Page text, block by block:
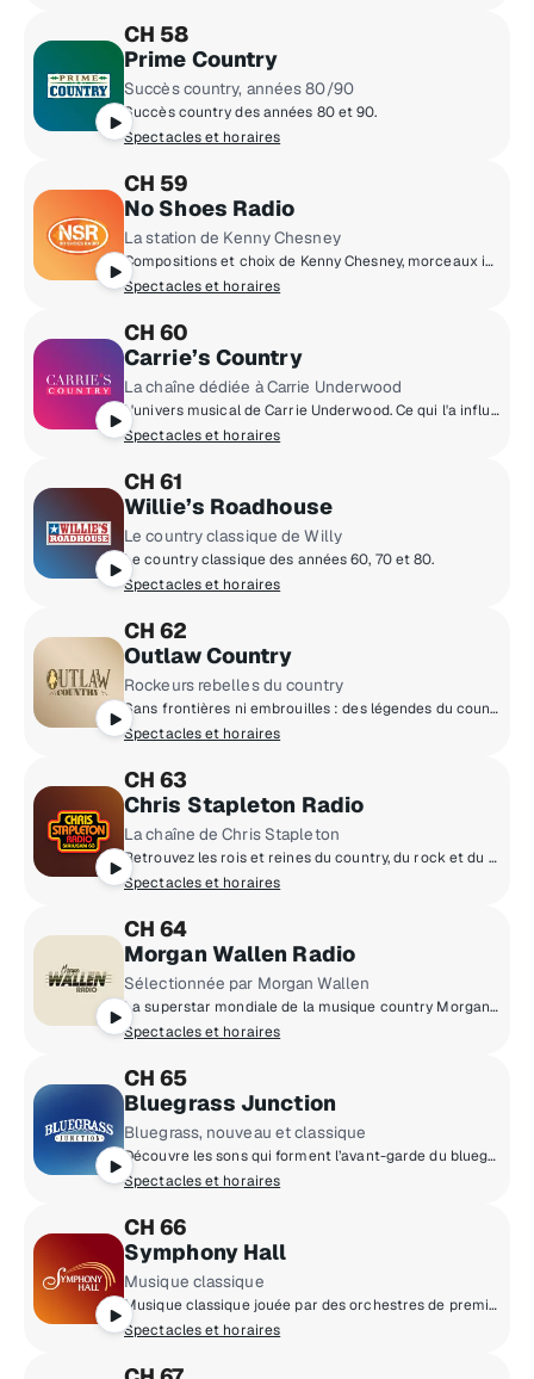
CH 58
Prime Country
Succès country, années 80/90
Succès country des années 80 et 90.
Spectacles et horaires
CH 59
No Shoes Radio
La station de Kenny Chesney
Compositions et choix de Kenny Chesney, morceaux inédits, concerts en direct, moments intimes et visites à l'improviste.
Spectacles et horaires
CH 60
Carrie’s Country
La chaîne dédiée à Carrie Underwood
L'univers musical de Carrie Underwood. Ce qui l'a influencé, ses morceaux préférés, bref, tout ce qu'elle aime.
Spectacles et horaires
CH 61
Willie’s Roadhouse
Le country classique de Willy
Le country classique des années 60, 70 et 80.
Spectacles et horaires
CH 62
Outlaw Country
Rockeurs rebelles du country
Sans frontières ni embrouilles : des légendes du country aux artistes émergents qui refusent de se plier aux règles.
Spectacles et horaires
CH 63
Chris Stapleton Radio
La chaîne de Chris Stapleton
Retrouvez les rois et reines du country, du rock et du soul, et plus encore avec l'auteur-compositeur-interprète lauréat d'un GRAMMY Award, Chris Stapleton.
Spectacles et horaires
CH 64
Morgan Wallen Radio
Sélectionnée par Morgan Wallen
La superstar mondiale de la musique country Morgan Wallen vous invite à découvrir son univers, des stades aux studios d'enregistrement.
Spectacles et horaires
CH 65
Bluegrass Junction
Bluegrass, nouveau et classique
Découvre les sons qui forment l’avant-garde du bluegrass tout en honorant ses racines et ses traditions.
Spectacles et horaires
CH 66
Symphony Hall
Musique classique
Musique classique jouée par des orchestres de premier plan, des ensembles de musique de chambre et des solistes instrumentaux.
Spectacles et horaires